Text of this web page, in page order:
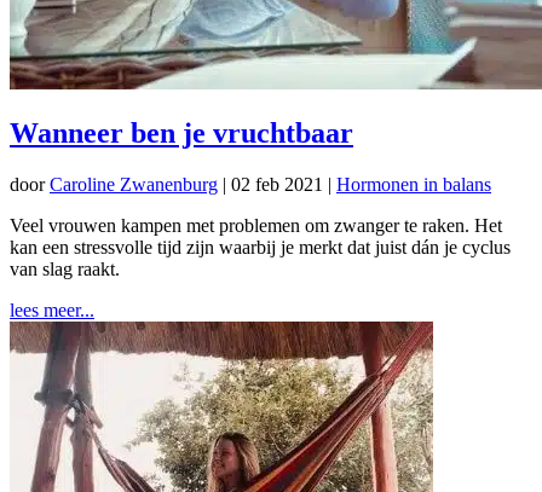
Wanneer ben je vruchtbaar
doorCaroline Zwanenburg | 02 feb 2021 | Hormonen in balans
Veel vrouwen kampen met problemen om zwanger te raken. Het
kan een stressvolle tijd zijn waarbij je merkt dat juist dán je cyclus
van slag raakt.
lees meer...